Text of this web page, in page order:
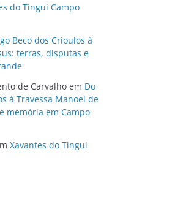
do Tingui Campo
Beco dos Crioulos à
terras, disputas e
de Carvalho em Do
à Travessa Manoel de
memória em Campo
Xavantes do Tingui